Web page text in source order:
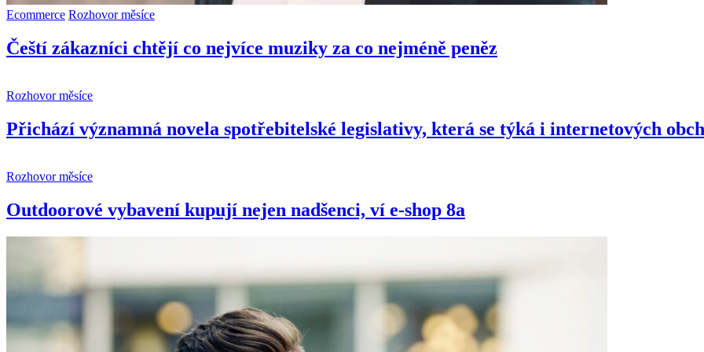
Ecommerce Rozhovor měsíce
Čeští zákazníci chtějí co nejvíce muziky za co nejméně peněz
Rozhovor měsíce
Přichází významná novela spotřebitelské legislativy, která se týká i internetových
Rozhovor měsíce
Outdoorové vybavení kupují nejen nadšenci, ví e-shop 8a